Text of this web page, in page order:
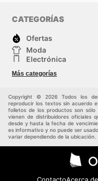
CATEGORÍAS
Ofertas
Moda
Electrónica
Deporte
Juguetes y bebés
Más categorías
Copyright © 2026 Todos los
reproducir los textos sin acuerdo
folletos de los productos son
vienen de distribuidores oficiales
desde y hasta la fecha de
es informativo y no puede ser
variar dependiendo de la ubicación.